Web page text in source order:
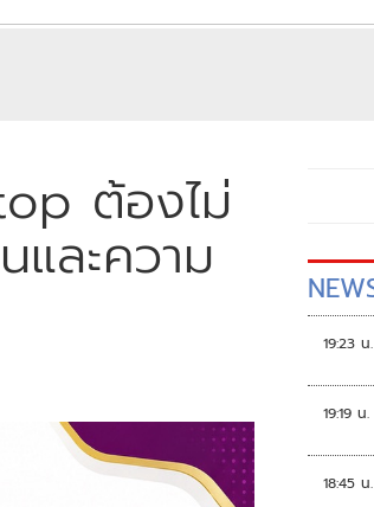
ต้องไม่
ละความ
19:23 น.
19:19 น.
18:45 น.